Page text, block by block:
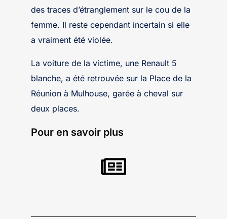
des traces d’étranglement sur le cou de la
femme. Il reste cependant incertain si elle
a vraiment été violée.
La voiture de la victime, une Renault 5
blanche, a été retrouvée sur la Place de la
Réunion à Mulhouse, garée à cheval sur
deux places.
Pour en savoir plus